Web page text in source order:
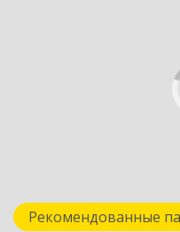
Рекомендованные